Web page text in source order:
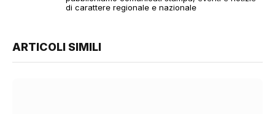
di carattere regionale e nazionale
ARTICOLI SIMILI